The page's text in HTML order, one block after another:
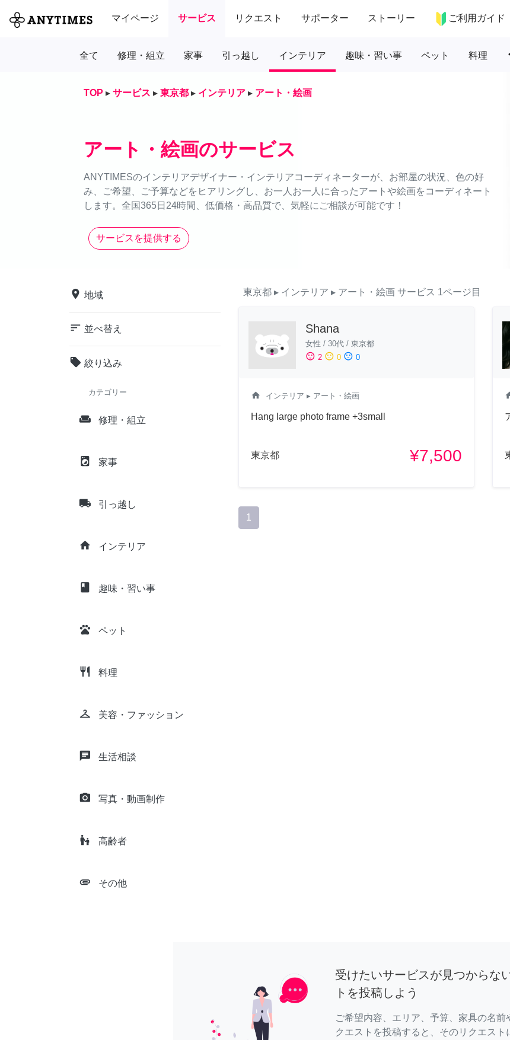
マイページ サービス リクエスト サポーター ストーリー ご利用ガイド
全て 修理・組立 家事 引っ越し インテリア 趣味・習い事 ペット 料理
TOP ▸ サービス ▸ 東京都 ▸ インテリア ▸ アート・絵画
アート・絵画のサービス
ANYTIMESのインテリアデザイナー・インテリアコーディネーターが、お部屋の状況、色の好
み、ご希望、ご予算などをヒアリングし、お一人お一人に合ったアートや絵画をコーディネート
します。全国365日24時間、低価格・高品質で、気軽にご相談が可能です！
サービスを提供する
place 地域
sort 並べ替え
local_offer 絞り込み
カテゴリー
weekend 修理・組立
local_laundry_service 家事
local_shipping 引っ越し
home インテリア
class 趣味・習い事
pets ペット
restaurant 料理
checkroom 美容・ファッション
chat 生活相談
camera_alt 写真・動画制作
escalator_warning 高齢者
attachment その他
東京都 ▸ インテリア ▸ アート・絵画 サービス 1ページ目
Shana
女性 / 30代 / 東京都
sentiment_satisfied 2 sentiment_neutral 0 sentiment_dissatisfied 0
home インテリア ▸ アート・絵画
Hang large photo frame +3small
東京都 ¥7,500
1
受けたいサービスが見つからな
トを投稿しよう
ご希望内容、エリア、予算、家具の名前
クエストを投稿すると、そのリクエスト